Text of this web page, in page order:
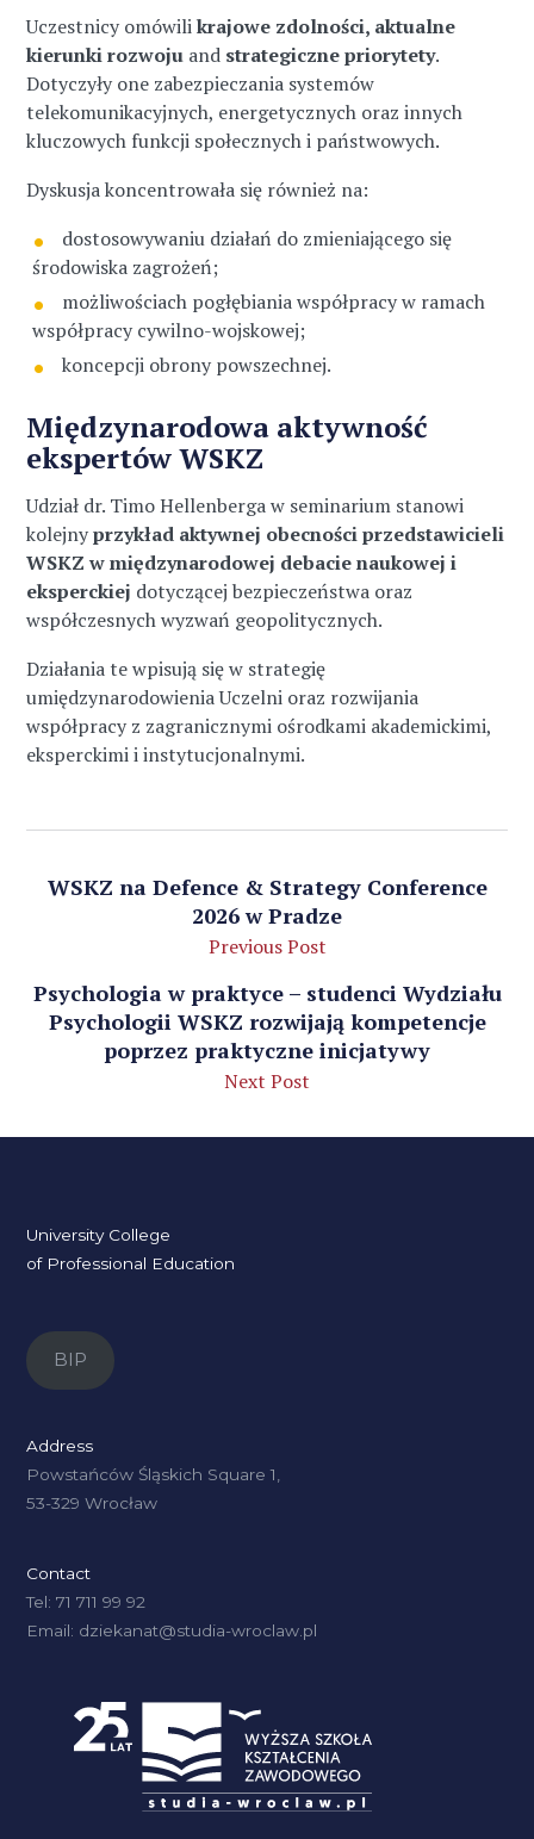
Uczestnicy omówilikrajowe zdolności, aktualne
kierunki rozwoju and strategiczne priorytety.
Dotyczyły one zabezpieczania systemów
telekomunikacyjnych, energetycznych oraz innych
kluczowych funkcji społecznych i państwowych.
Dyskusja koncentrowała się również na:
dostosowywaniu działań do zmieniającego się
środowiska zagrożeń;
możliwościach pogłębiania współpracy w ramach
współpracy cywilno-wojskowej;
koncepcji obrony powszechnej.
Międzynarodowa aktywność
ekspertów WSKZ
Udział dr. Timo Hellenberga w seminarium stanowi
kolejnyprzykład aktywnej obecności przedstawicieli
WSKZ w międzynarodowej debacie naukowej i
eksperckiej dotyczącej bezpieczeństwa oraz
współczesnych wyzwań geopolitycznych.
Działania te wpisują się w strategię
umiędzynarodowienia Uczelni oraz rozwijania
współpracy z zagranicznymi ośrodkami akademickimi,
eksperckimi i instytucjonalnymi.
WSKZ na Defence & Strategy Conference
2026 w Pradze
Previous Post
Psychologia w praktyce – studenci Wydziału
Psychologii WSKZ rozwijają kompetencje
poprzez praktyczne inicjatywy
Next Post
University College
of Professional Education
BIP
Address
Powstańców Śląskich Square 1,
53-329 Wrocław
Contact
Tel: 71 711 99 92
Email: dziekanat@studia-wroclaw.pl